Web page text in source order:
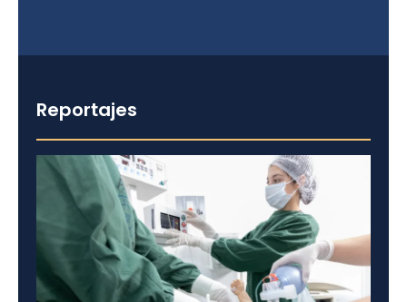
Reportajes